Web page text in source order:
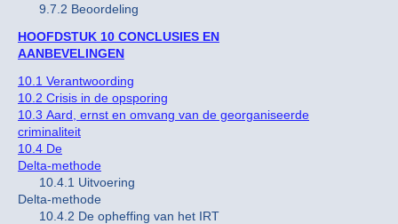
9.7.2 Beoordeling
HOOFDSTUK 10 CONCLUSIES EN
AANBEVELINGEN
10.1 Verantwoording
10.2 Crisis in de opsporing
10.3 Aard, ernst en omvang van de georganiseerde
criminaliteit
10.4 De
Delta-methode
10.4.1 Uitvoering
Delta-methode
10.4.2 De opheffing van het IRT